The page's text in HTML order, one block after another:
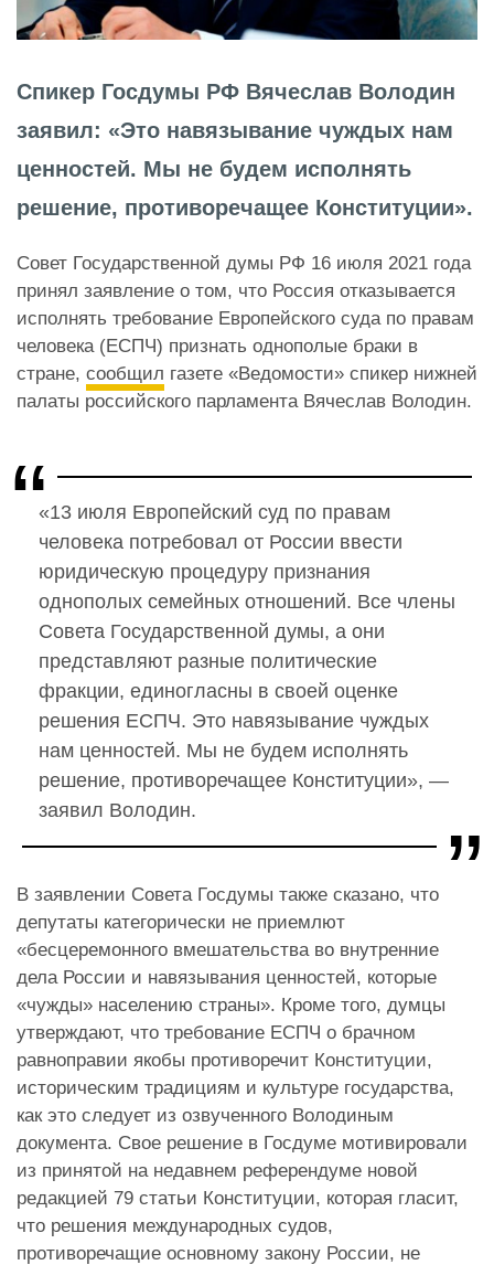
Спикер Госдумы РФ Вячеслав Володин
заявил: «Это навязывание чуждых нам
ценностей. Мы не будем исполнять
решение, противоречащее Конституции».
Совет Государственной думы РФ 16 июля 2021 года
принял заявление о том, что Россия отказывается
исполнять требование Европейского суда по правам
человека (ЕСПЧ) признать однополые браки в
стране, сообщил газете «Ведомости» спикер нижней
палаты российского парламента Вячеслав Володин.
«13 июля Европейский суд по правам
человека потребовал от России ввести
юридическую процедуру признания
однополых семейных отношений. Все члены
Совета Государственной думы, а они
представляют разные политические
фракции, единогласны в своей оценке
решения ЕСПЧ. Это навязывание чуждых
нам ценностей. Мы не будем исполнять
решение, противоречащее Конституции», —
заявил Володин.
В заявлении Совета Госдумы также сказано, что
депутаты категорически не приемлют
«бесцеремонного вмешательства во внутренние
дела России и навязывания ценностей, которые
«чужды» населению страны». Кроме того, думцы
утверждают, что требование ЕСПЧ о брачном
равноправии якобы противоречит Конституции,
историческим традициям и культуре государства,
как это следует из озвученного Володиным
документа. Свое решение в Госдуме мотивировали
из принятой на недавнем референдуме новой
редакцией 79 статьи Конституции, которая гласит,
что решения международных судов,
противоречащие основному закону России, не